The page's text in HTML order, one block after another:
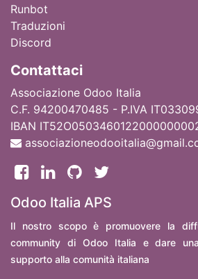
Runbot
Traduzioni
Discord
Contattaci
Associazione Odoo Italia
C.F. 94200470485 - P.IVA
IBAN
Odoo Italia APS
Il nostro scopo è promuovere la
community di Odoo Italia e dare
supporto alla comunità italiana